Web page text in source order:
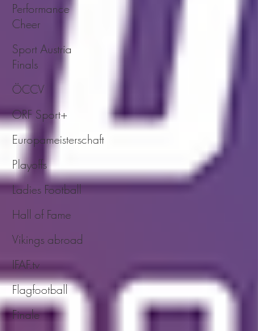
Performance
Cheer
Sport Austria
Finals
ÖCCV
ORF Sport+
Europameisterschaft
Playoffs
Ladies Football
Hall of Fame
Vikings abroad
IFAF.tv
Flagfootball
Finale